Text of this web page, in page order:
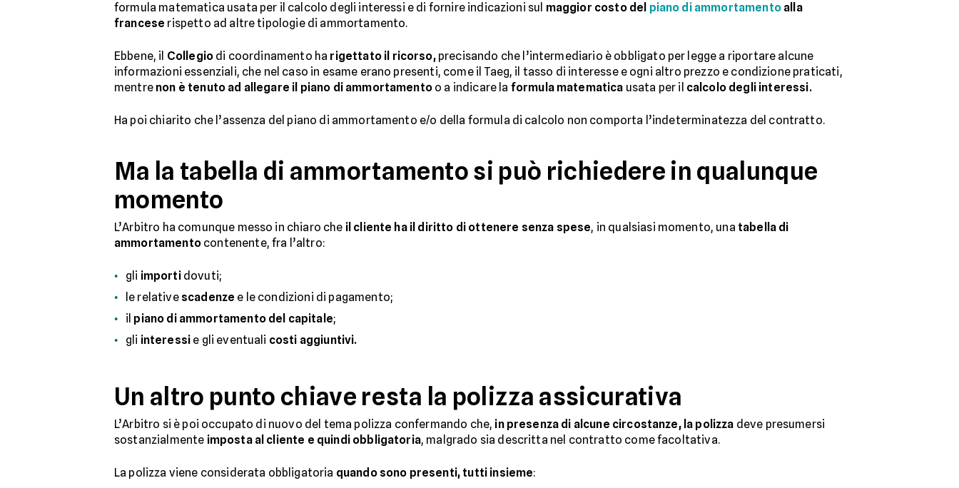
formula matematica usata per il calcolo degli interessi e di fornire indicazioni sul maggior costo del piano di ammortamento alla
francese rispetto ad altre tipologie di ammortamento.
Ebbene, il Collegio di coordinamento ha rigettato il ricorso,precisando che l’intermediario è obbligato per legge a riportare alcune
informazioni essenziali, che nel caso in esame erano presenti, come il Taeg, il tasso di interesse e ogni altro prezzo e condizione praticati,
mentre non è tenuto ad allegare il piano di ammortamentoo a indicare la formula matematica usata per il calcolo degli interessi.
Ha poi chiarito che l’assenza del piano di ammortamento e/o della formula di calcolo non comporta l’indeterminatezza del contratto.
Ma la tabella di ammortamento si può richiedere in qualunque
momento
L’Arbitro ha comunque messo in chiaro che il cliente ha il diritto di ottenere senza spese, in qualsiasi momento, una tabella di
ammortamentocontenente, fra l’altro:
gli importidovuti;
le relative scadenze e le condizioni di pagamento;
il piano di ammortamento del capitale;
gli interessi e gli eventuali costi aggiuntivi.
Un altro punto chiave resta la polizza assicurativa
L’Arbitro si è poi occupato di nuovo del tema polizza confermando che, in presenza di alcune circostanze, la polizza deve presumersi
sostanzialmente imposta al cliente e quindi obbligatoria, malgrado sia descritta nel contratto come facoltativa.
La polizza viene considerata obbligatoria quando sono presenti, tutti insieme: